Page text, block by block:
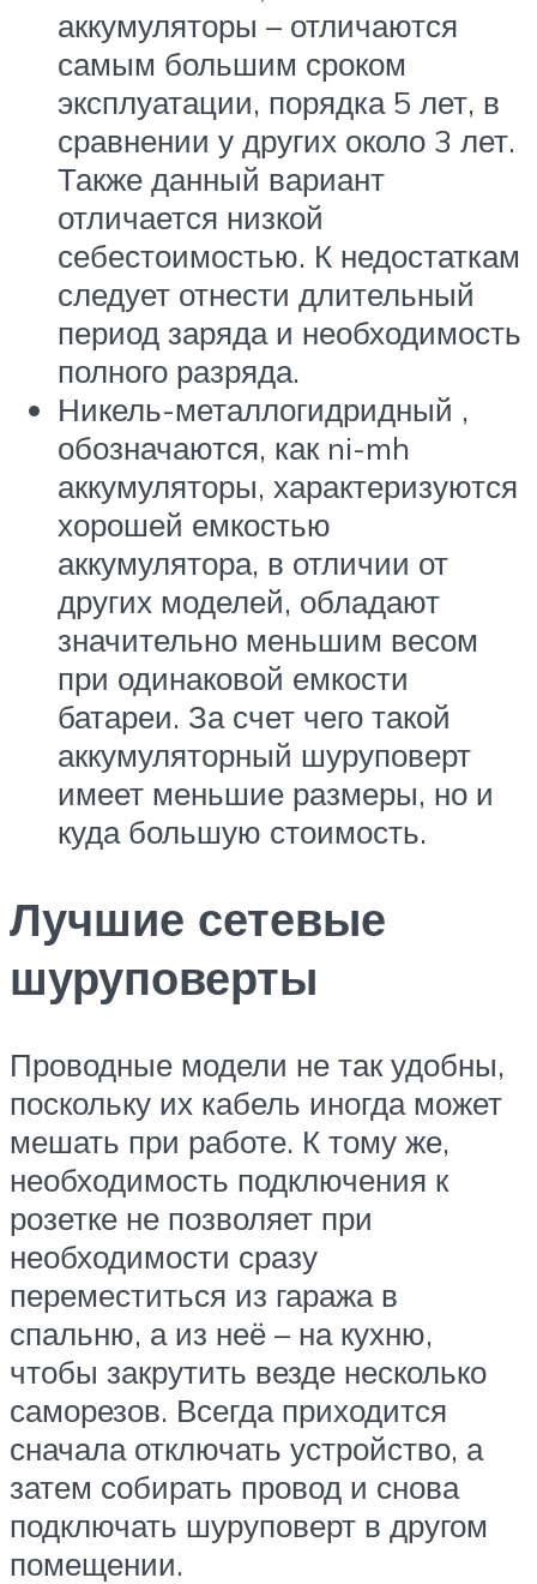
аккумуляторы – отличаются
самым большим сроком
эксплуатации, порядка 5 лет, в
сравнении у других около 3 лет.
Также данный вариант
отличается низкой
себестоимостью. К недостаткам
следует отнести длительный
период заряда и необходимость
полного разряда.
Никель-металлогидридный ,
обозначаются, как ni-mh
аккумуляторы, характеризуются
хорошей емкостью
аккумулятора, в отличии от
других моделей, обладают
значительно меньшим весом
при одинаковой емкости
батареи. За счет чего такой
аккумуляторный шуруповерт
имеет меньшие размеры, но и
куда большую стоимость.
Лучшие сетевые
шуруповерты
Проводные модели не так удобны,
поскольку их кабель иногда может
мешать при работе. К тому же,
необходимость подключения к
розетке не позволяет при
необходимости сразу
переместиться из гаража в
спальню, а из неё – на кухню,
чтобы закрутить везде несколько
саморезов. Всегда приходится
сначала отключать устройство, а
затем собирать провод и снова
подключать шуруповерт в другом
помещении.